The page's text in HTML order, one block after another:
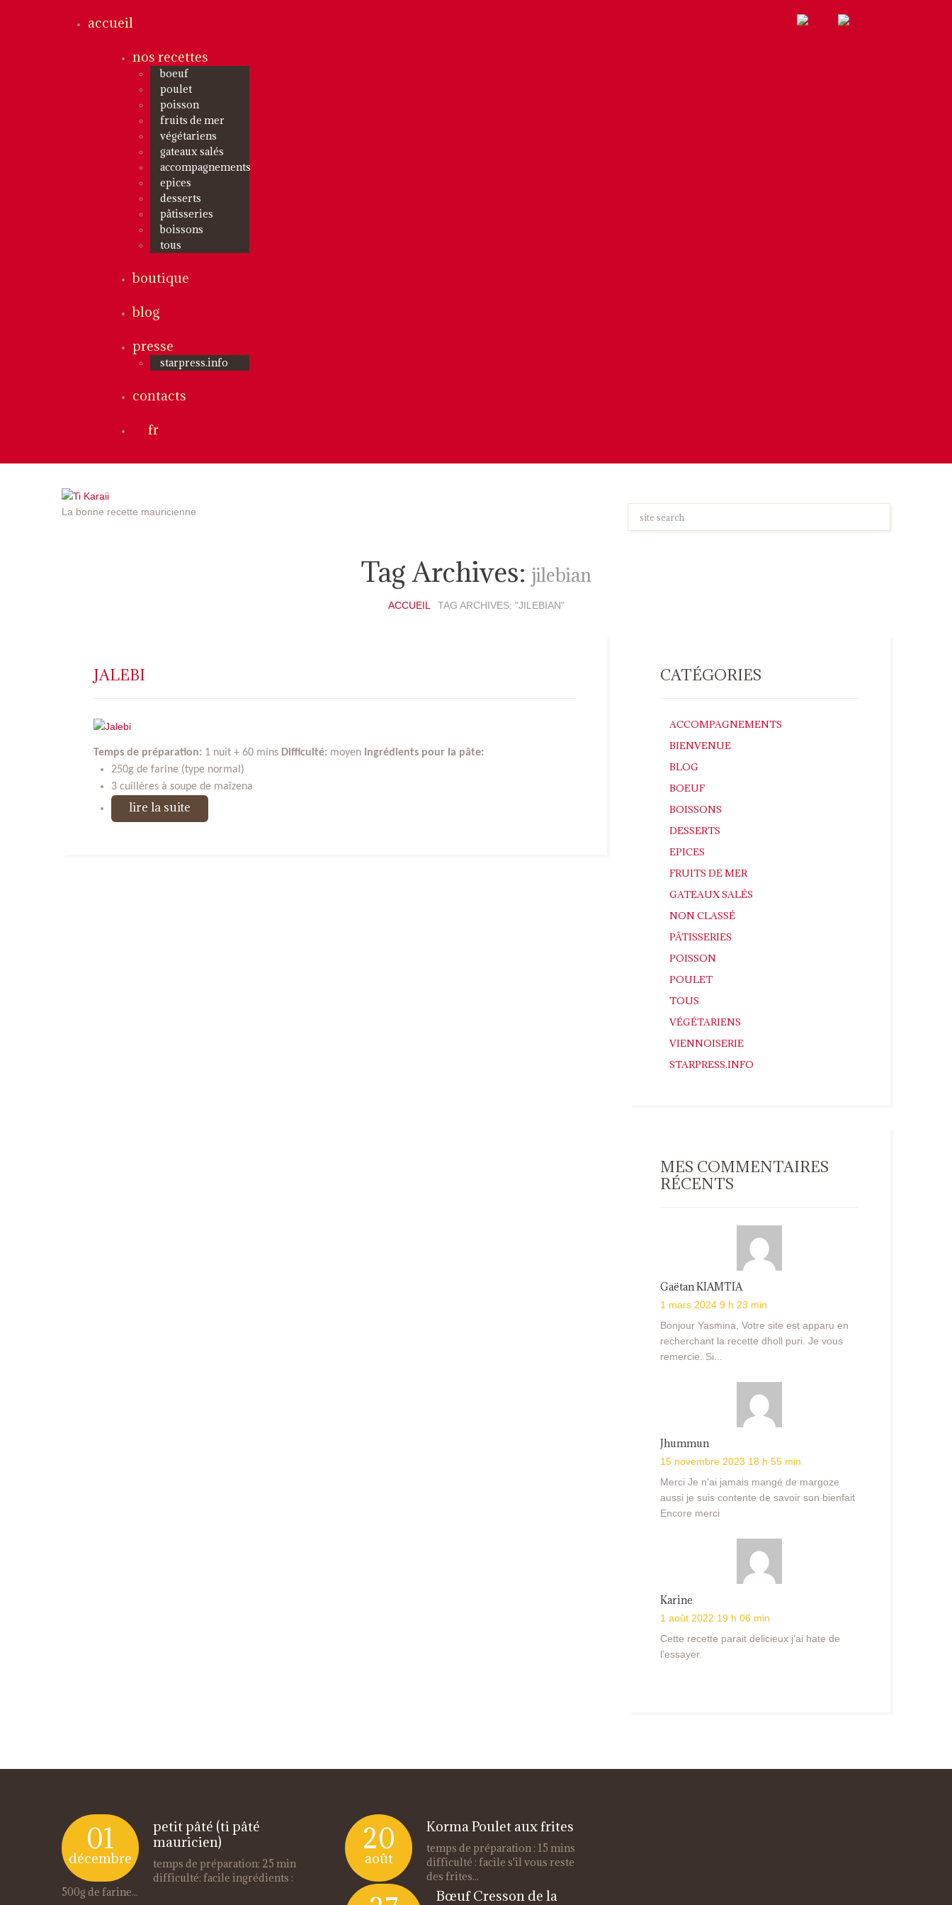
accueil
nos recettes
boeuf
poulet
poisson
fruits de mer
végétariens
gateaux salés
accompagnements
epices
desserts
pâtisseries
boissons
tous
boutique
blog
presse
starpress.info
contacts
fr
La bonne recette mauricienne
Tag Archives: jilebian
ACCUEIL TAG ARCHIVES: "JILEBIAN"
JALEBI
Temps de préparation: 1 nuit + 60 mins Difficulté: moyen Ingrédients pour la pâte:
250g de farine (type normal)
3 cuillères à soupe de maïzena
lire la suite
CATÉGORIES
ACCOMPAGNEMENTS
BIENVENUE
BLOG
BOEUF
BOISSONS
DESSERTS
EPICES
FRUITS DE MER
GATEAUX SALÉS
NON CLASSÉ
PÂTISSERIES
POISSON
POULET
TOUS
VÉGÉTARIENS
VIENNOISERIE
STARPRESS.INFO
MES COMMENTAIRES
RÉCENTS
Gaëtan KIAMTIA
1 mars 2024 9 h 23 min
Bonjour Yasmina, Votre site est apparu en
recherchant la recette dholl puri. Je vous
remercie. Si...
Jhummun
15 novembre 2023 18 h 55 min
Merci Je n'ai jamais mangé de margoze
aussi je suis contente de savoir son bienfait
Encore merci
Karine
1 août 2022 19 h 06 min
Cette recette parait delicieux j’ai hate de
l’essayer.
01
décembre
petit pâté (ti pâté
mauricien)
temps de préparation: 25 min
difficulté: facile ingrédients :
500g de farine...
20
août
Korma Poulet aux frites
temps de préparation : 15 mins
difficulté : facile s'il vous reste
des frites...
Bœuf Cresson de la